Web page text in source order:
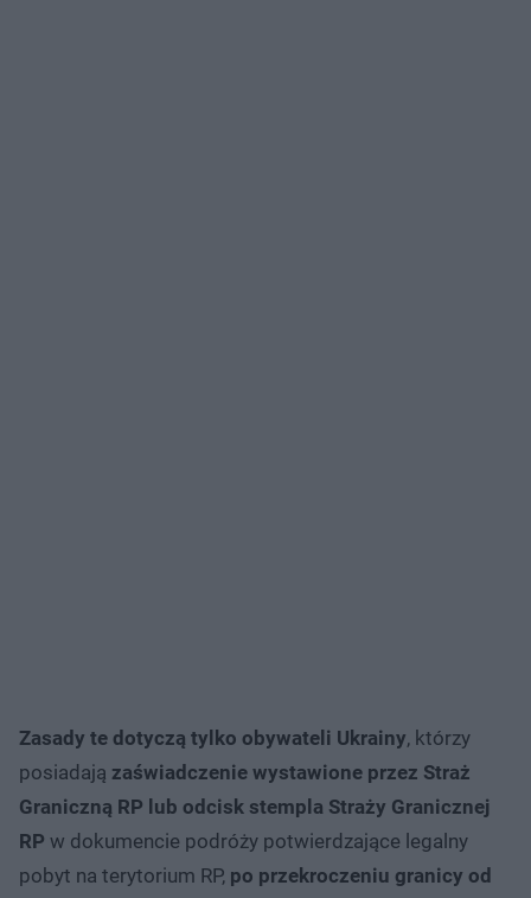
Zasady te dotyczą tylko obywateli Ukrainy, którzy
posiadają zaświadczenie wystawione przez Straż
Graniczną RP lub odcisk stempla Straży Granicznej
RP w dokumencie podróży potwierdzające legalny
pobyt na terytorium RP, po przekroczeniu granicy od